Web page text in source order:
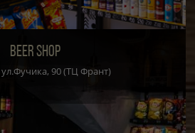
BEER SHOP
ул.Фучика, 90 (ТЦ Франт)